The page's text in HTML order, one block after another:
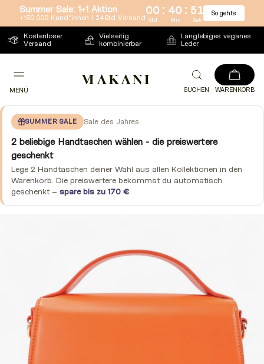
Direkt
zum
Inhalt
Summer Sale: 1+1 Aktion
+150.000 Kund*innen l 24Std Versand
00 : 40 : 50
Std Min Sek
So gehts
Kostenloser
Versand
Vielseitig
kombinierbar
Langlebiges veganes
Leder
MENÜ SUCHEN WARENKORB
SUMMER SALE Sale des Jahres
2 beliebige Handtaschen wählen - die preiswertere
geschenkt
Lege 2 Handtaschen deiner Wahl aus allen Kollektionen in den
Warenkorb. Die preiswertere bekommst du automatisch
geschenkt – spare bis zu 170 €